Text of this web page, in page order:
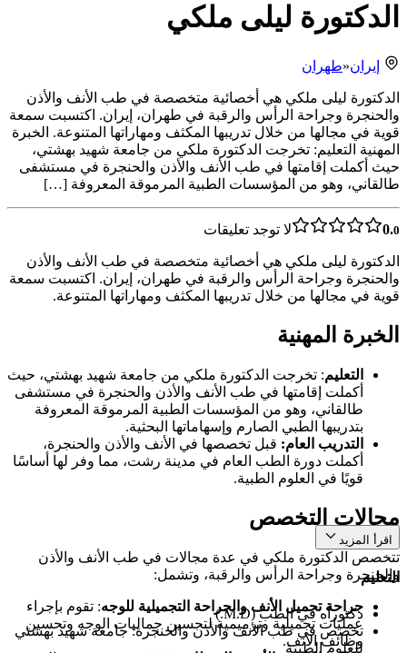
الدكتورة ليلى ملكي
إيران«طهران
الدكتورة ليلى ملكي هي أخصائية متخصصة في طب الأنف والأذن
والحنجرة وجراحة الرأس والرقبة في طهران، إيران. اكتسبت سمعة
قوية في مجالها من خلال تدريبها المكثف ومهاراتها المتنوعة. الخبرة
المهنية التعليم: تخرجت الدكتورة ملكي من جامعة شهيد بهشتي،
حيث أكملت إقامتها في طب الأنف والأذن والحنجرة في مستشفى
طالقاني، وهو من المؤسسات الطبية المرموقة المعروفة […]
0.0 لا توجد تعليقات
الدكتورة ليلى ملكي هي أخصائية متخصصة في طب الأنف والأذن
والحنجرة وجراحة الرأس والرقبة في طهران، إيران. اكتسبت سمعة
قوية في مجالها من خلال تدريبها المكثف ومهاراتها المتنوعة.
الخبرة المهنية
التعليم: تخرجت الدكتورة ملكي من جامعة شهيد بهشتي، حيث
أكملت إقامتها في طب الأنف والأذن والحنجرة في مستشفى
طالقاني، وهو من المؤسسات الطبية المرموقة المعروفة
بتدريبها الطبي الصارم وإسهاماتها البحثية.
التدريب العام: قبل تخصصها في الأنف والأذن والحنجرة،
أكملت دورة الطب العام في مدينة رشت، مما وفر لها أساسًا
قويًا في العلوم الطبية.
مجالات التخصص
تتخصص الدكتورة ملكي في عدة مجالات في طب الأنف والأذن
والحنجرة وجراحة الرأس والرقبة، وتشمل:
جراحة تجميل الأنف والجراحة التجميلية للوجه: تقوم بإجراء
عمليات تجميلية وترميمية لتحسين جماليات الوجه وتحسين
وظائف الأنف.
اقرأ المزيد
التعليم
دكتوراه في الطب (M.D.)
تخصص في طب الأنف والأذن والحنجرة: جامعة شهيد بهشتي
للعلوم الطبية